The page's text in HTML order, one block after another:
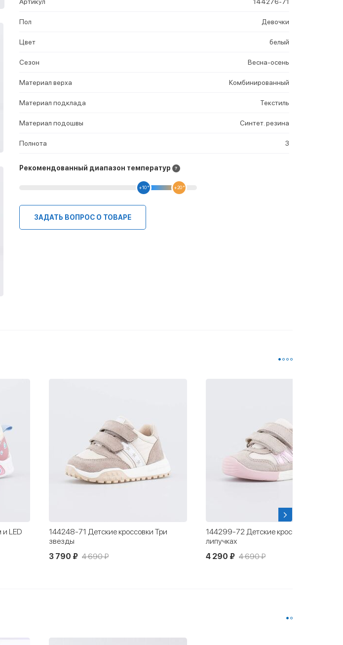
Пол Девочки
Цвет белый
Сезон Весна-осень
Материал верха Комбинированный
Материал подклада Текстиль
Материал подошвы Синтет. резина
Полнота 3
Рекомендованный диапазон температур
+10 ° +20 °
ЗАДАТЬ ВОПРОС О ТОВАРЕ
LED
144248-71 Детские кроссовки Три
звезды
3 790 ₽ 4 690 ₽
144299-72 Детские кроссовки на
липучках
4 290 ₽ 4 690 ₽